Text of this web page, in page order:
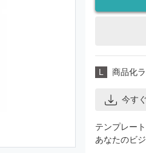
L 商品化
今す
テンプレー
あなたのビ